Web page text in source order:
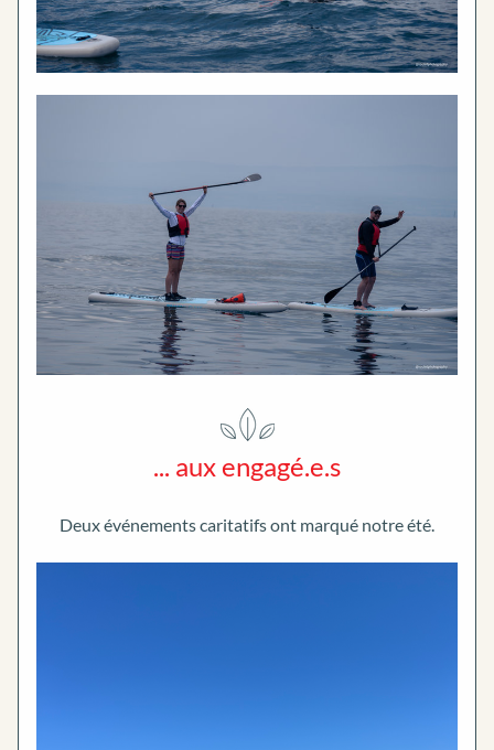
... aux engagé.e.s
Deux événements caritatifs ont marqué notre été.